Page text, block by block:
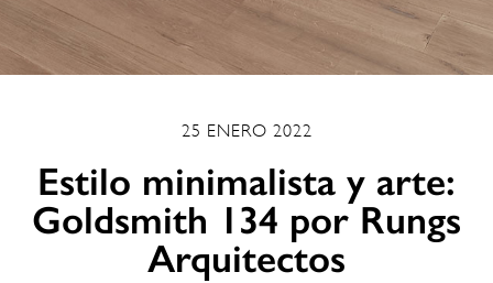
25 ENERO 2022
Estilo minimalista y arte:
Goldsmith 134 por Rungs
Arquitectos